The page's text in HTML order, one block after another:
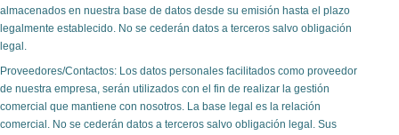
almacenados en nuestra base de datos desde su emisión hasta el plazo
legalmente establecido. No se cederán datos a terceros salvo obligación
legal.
Proveedores/Contactos: Los datos personales facilitados como proveedor
de nuestra empresa, serán utilizados con el fin de realizar la gestión
comercial que mantiene con nosotros. La base legal es la relación
comercial. No se cederán datos a terceros salvo obligación legal. Sus